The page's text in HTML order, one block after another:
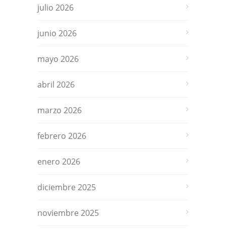
julio 2026
junio 2026
mayo 2026
abril 2026
marzo 2026
febrero 2026
enero 2026
diciembre 2025
noviembre 2025